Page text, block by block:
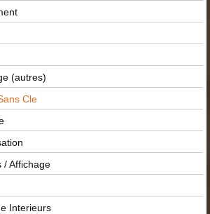
(autres)
Cle
/ Affichage
Interieurs